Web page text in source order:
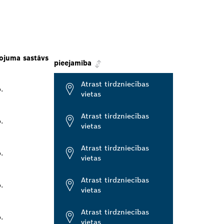
sastāvs
pieejamība
Atrast tirdzniecības
vietas
Atrast tirdzniecības
vietas
Atrast tirdzniecības
vietas
Atrast tirdzniecības
vietas
Atrast tirdzniecības
vietas